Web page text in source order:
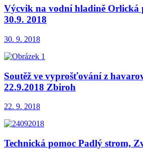
Výcvik na vodní hladině Orlická
30.9. 2018
30. 9. 2018
Soutěž ve vyprošťování z
22.9.2018 Zbiroh
22. 9. 2018
Technická pomoc Padlý strom,